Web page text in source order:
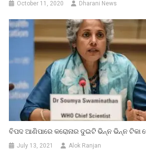
October 11, 2020 Dharani News
ବିପଦ ଆଣିପାରେ କରୋନାର ଦୁଇଟି ଭିନ୍ନ ଭିନ୍ନ ଟିକା
July 13, 2021 Alok Ranjan